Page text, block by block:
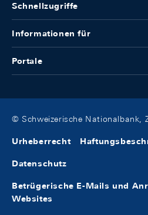
Schnellzugriffe
Informationen für
Portale
© Schweizerische Nationalbank,
Urheberrecht
Datenschutz
Betrügerische E-Mails und
Websites